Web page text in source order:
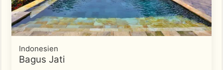
Indonesien
Bagus Jati